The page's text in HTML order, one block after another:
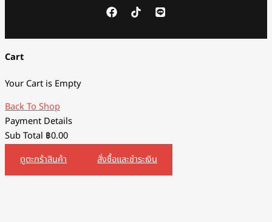
Cart
Your Cart is Empty
Back To Shop
Payment Details
Sub Total ฿0.00
ดูตะกร้าสินค้า
สั่งซื้อและชำระเงิน